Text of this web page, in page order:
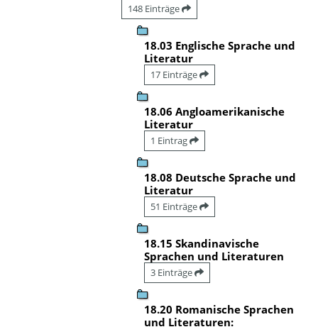
148 Einträge
18.03 Englische Sprache und
Literatur
17 Einträge
18.06 Angloamerikanische
Literatur
1 Eintrag
18.08 Deutsche Sprache und
Literatur
51 Einträge
18.15 Skandinavische
Sprachen und Literaturen
3 Einträge
18.20 Romanische Sprachen
und Literaturen: